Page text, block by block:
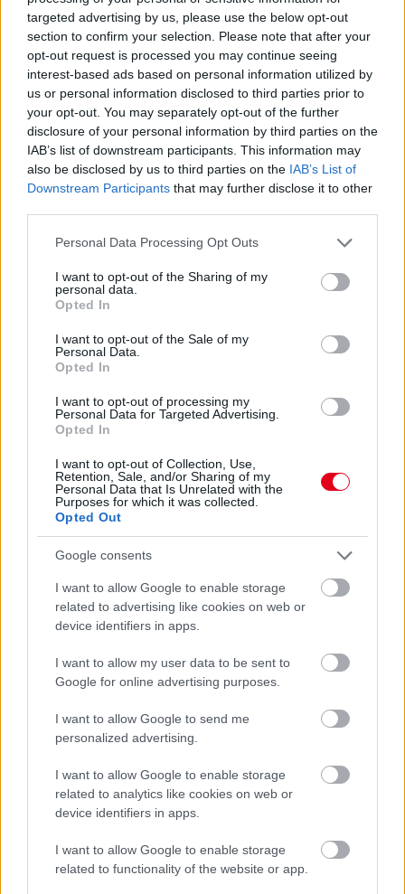
targeted advertising by us, please use the below opt-out
section to confirm your selection. Please note that after your
opt-out request is processed you may continue seeing
interest-based ads based on personal information utilized by
us or personal information disclosed to third parties prior to
your opt-out. You may separately opt-out of the further
disclosure of your personal information by third parties on the
IAB’s list of downstream participants. This information may
also be disclosed by us to third parties on the IAB’s List of
Downstream Participants that may further disclose it to other
Please note that this website/app uses one or more Google
not limited to your visit or usage behaviour. You may click to
grant or deny consent to Google and its third-party tags to
use your data for below specified purposes in below Google
consent section.
Personal Data Processing Opt Outs
I want to opt-out of the Sharing of my
personal data.
Opted In
I want to opt-out of the Sale of my
Personal Data.
Opted In
I want to opt-out of processing my
Personal Data for Targeted Advertising.
Opted In
I want to opt-out of Collection, Use,
Retention, Sale, and/or Sharing of my
Personal Data that Is Unrelated with the
Purposes for which it was collected.
Opted Out
Google consents
I want to allow Google to enable storage
related to advertising like cookies on web or
device identifiers in apps.
I want to allow my user data to be sent to
Google for online advertising purposes.
I want to allow Google to send me
personalized advertising.
I want to allow Google to enable storage
related to analytics like cookies on web or
device identifiers in apps.
I want to allow Google to enable storage
related to functionality of the website or app.
11 napja
Domenicali: Verstappen maradni fog, már
egyeztettünk a szabályokról
akár hátat is fordíthat a Formula–1-nek, ha nem lesz elégedett
a sport irányával vagy az új technikai szabályokkal. Stefano
Domenicali azonban a Formula–1 szerdai, kiválasztott
sajtótermékeknek tartott eseményén arról beszélt szerint
azonban azok a versenyzők, akik már kipróbálták az új autók
szimulátoros változatát, pozitív visszajelzéseket adtak: „Azok a
versenyzők, akik már vezették a jövő évi autót a szimulátorban,
úgy érzik, jó irányba haladunk. Maxszal is beszéltünk erről.”
„Jól tudják, hogy mi ennél agresszívebb változtatásokat is
szerettünk volna, de végül a csapatok ezt a megoldást fogadták
el” – mondta, majd hangsúlyozta, kiváló kapcsolatot ápol
Verstappennel, és úgy véli, a holland számára is vonzó a
Formula–1 jövőképe: „Max hihetetlen versenyző. Ha szereti a
Formula–1-et, akkor azt a jövőt is szereti, amelyről közösen
beszélünk, beleértve a jövő szabályait is. Nagyon jó
kapcsolatban vagyok vele, ezért úgy gondolom, és a Formula–1
Ugyanakkor elismerte, hogy a végső döntést kizárólag
Verstappen hozhatja meg: „Természetesen ő maga dönt majd
a jövőjéről. A sport pedig megy tovább, mert a Formula–1
sokkal nagyobb bárkinél, mindannyiunknál. Az én véleményem
azonban az, hogy Max velünk marad, és őszintén remélem,
hogy így is lesz.”